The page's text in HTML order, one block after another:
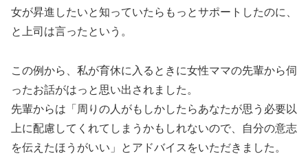
女が昇進したいと知っていたらもっとサポートしたのに、
と上司は言ったという。
この例から、私が育休に入るときに女性ママの先輩から伺
ったお話がはっと思い出されました。
先輩からは「周りの人がもしかしたらあなたが思う必要以
上に配慮してくれてしまうかもしれないので、自分の意志
を伝えたほうがいい」とアドバイスをいただきました。